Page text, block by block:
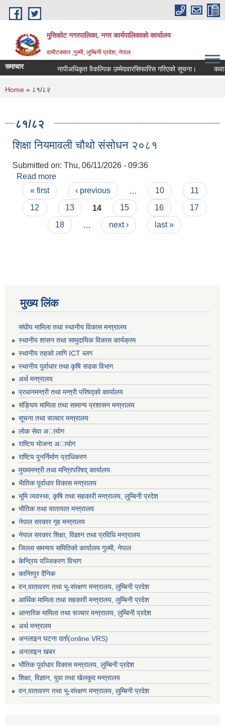
Skip to main content
मुसिकोट नगरपालिका, नगर कार्यपालिकाकाे कार्यालय
वामीटक्सार ,गुल्मी, लुम्बिनी प्रदेश, नेपाल
समाचार नापीअधिकृत वैकल्पिक उम्मेदवारसिफारिस गरिएको सूचना। कवाडी
You are here
Home » ८१/८२
८१/८२
शिक्षा नियमावली चौथो संसोधन २०८१
Submitted on: Thu, 06/11/2026 - 09:36
Read more
Pages
« first ‹ previous 10
11
12
13 14 15 16
17
18
next › last »
मुख्य लिंक
संघीय मामिला तथा स्थानीय विकास मन्त्रालय
स्थानीय शासन तथा सामुदायिक विकास कार्यक्रम
स्थानीय तहको लागि ICT ब्लग
स्थानीय पूर्वाधार तथा कृषि सडक विभाग
अर्थ मन्त्रालय
प्रधानमन्त्री तथा मन्त्री परिषद्काे कार्यालय
संङ्घिय मामिला तथा सामान्य प्रशासन मन्त्रालय
सूचना तथा सञ्चार मन्त्रालय
लाेक सेवा अायाेग
राष्टिय याेजना अायाेग
राष्टिय पुनर्निर्माण प्राधिकरण
मुख्यमन्त्री तथा मन्त्रिपरिषद् कार्यालय
भैातिक पूर्वाधार विकास मन्त्रालय
भूमि व्यवस्था, कृषि तथा सहकारी मन्त्रालय, लु्म्बिनी प्रदेश
भाैतिक तथा यातायात मन्त्रालय
नेपाल सरकार गृह मन्त्रालय
नेपाल सरकार शिक्षा, विज्ञान तथा प्रविधि मन्त्रालय
जिल्ला समन्वय समितिको कार्यालय गुल्मी, नेपाल
केन्द्रिय पञ्जिकरण विभाग
कान्तिपुर दैनिक
वन,वातावरण तथा भू-संरक्षण मन्त्रालय, लुम्बिनी प्रदेश
आर्थिक मामिला तथा सहकारी मन्त्रालय, लुम्बिनी प्रदेश
आन्तरिक मामिला तथा सञ्चार मन्त्रालय, लुम्बिनी प्रदेश
अर्थ मन्त्रलय
अनलाइन घटना दर्ता(online VRS)
अनलाइन खबर
भौतिक पूर्वाधार विकास मन्त्रालय, लुम्बिनी प्रदेश
शिक्षा, विज्ञान, युवा तथा खेलकुद मन्‍‍त्रालय
वन,वातावरण तथा भू-संरक्षण मन्त्रालय, लुम्बिनी प्रदेश